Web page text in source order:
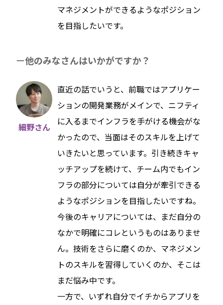
マネジメントができるようなポジション
を目指したいです。
他のみなさんはいかがですか？
細野さん
直近の話でいうと、前職ではアプリケー
ションの開発業務がメインで、ニフティ
に入るまでインフラを手がける機会がな
かったので、当面はそのスキルを上げて
いきたいと思っています。引き続きキャ
ッチアップを続けて、チーム内でもイン
フラの部分については自分が牽引できる
ようなポジションを目指したいですね。
今後のキャリアについては、まだ自分の
なかで明確にコレというものはありませ
ん。技術をさらに磨くのか、マネジメン
トのスキルを習得していくのか、そこは
まだ悩み中です。
一方で、いずれ自分でイチからアプリを